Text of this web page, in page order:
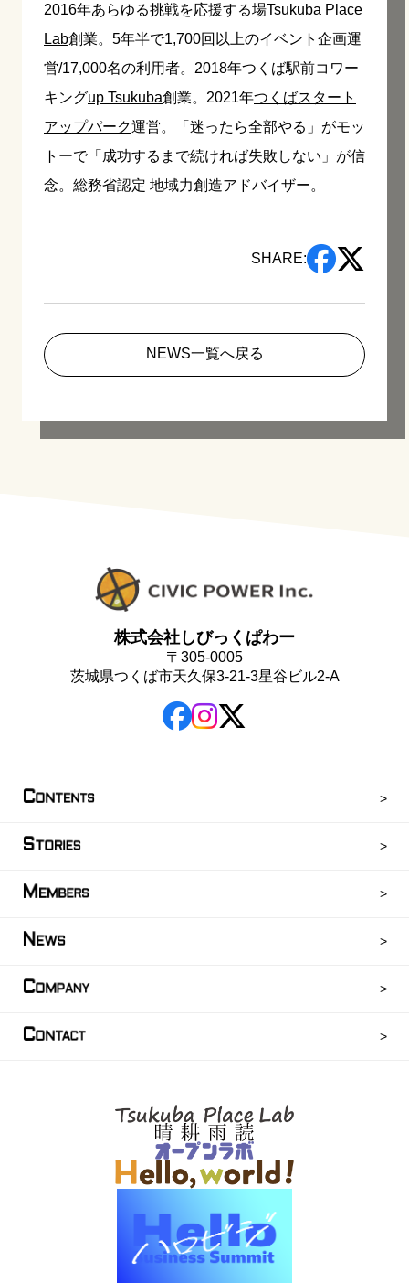
2016年あらゆる挑戦を応援する場Tsukuba Place
Lab創業。5年半で1,700回以上のイベント企画運
営/17,000名の利用者。2018年つくば駅前コワー
キングup Tsukuba創業。2021年つくばスタート
アップパーク運営。「迷ったら全部やる」がモッ
トーで「成功するまで続ければ失敗しない」が信
念。総務省認定 地域力創造アドバイザー。
SHARE:
NEWS一覧へ戻る
株式会社しびっくぱわー
〒305-0005
茨城県つくば市天久保3-21-3星谷ビル2-A
CONTENTS
STORIES
M EMBERS
N EWS
COMPANY
CONTACT